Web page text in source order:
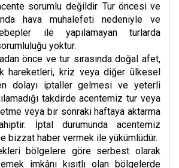
sorumlu değildir. Tur öncesi ve
hava muhalefeti nedeniyle ve
ile yapılamayan turlarda
yoktur.
önce ve tur sırasında doğal afet,
hareketleri, kriz veya diğer ülkesel
dolayı iptaller gelmesi ve yeterli
takdirde acentemiz tur veya
veya bir sonraki haftaya aktarma
İptal durumunda acentemiz
bizzat haber vermek ile yükümlüdür.
bölgelere göre serbest olarak
imkânı kısıtlı olan bölgelerde